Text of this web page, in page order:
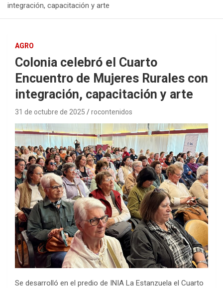
integración, capacitación y arte
AGRO
Colonia celebró el Cuarto
Encuentro de Mujeres Rurales con
integración, capacitación y arte
31 de octubre de 2025 rocontenidos
Se desarrolló en el predio de INIA La Estanzuela el Cuarto